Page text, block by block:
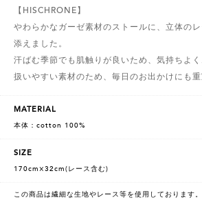
【HISCHRONE】
やわらかなガーゼ素材のストールに、立体の
添えました。
汗ばむ季節でも肌触りが良いため、気持ちよく
扱いやすい素材のため、毎日のお出かけにも重
MATERIAL
本体：cotton 100%
SIZE
170cm×32cm(レース含む)
この商品は繊細な生地やレース等を使用しております。